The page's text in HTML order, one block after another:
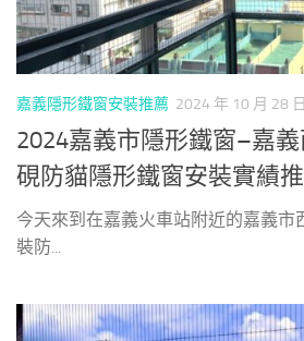
嘉義隱形鐵窗安裝推薦 2024 年 10 月 28 日
2024嘉義市隱形鐵窗–嘉
硯防貓隱形鐵窗安裝實績
今天來到在嘉義火車站附近的嘉義
裝防...